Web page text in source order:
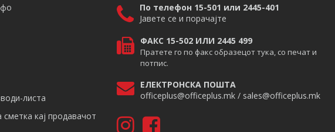
листа
сметка кај продавачот
По телефон 15-501 или 2445-401
Јавете се и порачајте
ФАКС 15-502 ИЛИ 2445 499
Пратете го по факс образецот тука, со печат и
потпис.
ЕЛЕКТРОНСКА ПОШТА
officeplus@officeplus.mk / sales@officeplus.mk